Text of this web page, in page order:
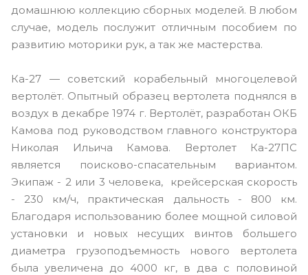
домашнюю коллекцию сборных моделей. В любом
случае, модель послужит отличным пособием по
развитию моторики рук, а так же мастерства.
Ка-27 — советский корабельный многоцелевой
вертолёт. Опытный образец вертолета поднялся в
воздух в декабре 1974 г. Вертолёт, разработан ОКБ
Камова под руководством главного конструктора
Николая Ильича Камова. Вертолет Ка-27ПС
является поисково-спасательным вариантом.
Экипаж - 2 или 3 человека, крейсерская скорость
- 230 км/ч, практическая дальность - 800 км.
Благодаря использованию более мощной силовой
установки и новых несущих винтов большего
диаметра грузоподъемность нового вертолета
была увеличена до 4000 кг, в два с половиной